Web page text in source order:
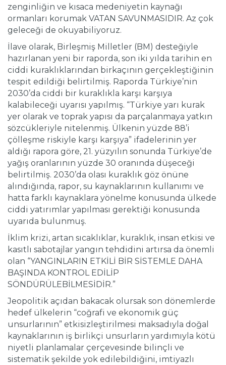
zenginliğin ve kısaca medeniyetin kaynağı
ormanları korumak VATAN SAVUNMASIDIR. Az çok
geleceği de okuyabiliyoruz.
İlave olarak, Birleşmiş Milletler (BM) desteğiyle
hazırlanan yeni bir raporda, son iki yılda tarihin en
ciddi kuraklıklarından birkaçının gerçekleştiğinin
tespit edildiği belirtilmiş. Raporda Türkiye’nin
2030’da ciddi bir kuraklıkla karşı karşıya
kalabileceği uyarısı yapılmış. “Türkiye yarı kurak
yer olarak ve toprak yapısı da parçalanmaya yatkın
sözcükleriyle nitelenmiş. Ülkenin yüzde 88’i
çölleşme riskiyle karşı karşıya” ifadelerinin yer
aldığı rapora göre, 21. yüzyılın sonunda Türkiye’de
yağış oranlarının yüzde 30 oranında düşeceği
belirtilmiş. 2030’da olası kuraklık göz önüne
alındığında, rapor, su kaynaklarının kullanımı ve
hatta farklı kaynaklara yönelme konusunda ülkede
ciddi yatırımlar yapılması gerektiği konusunda
uyarıda bulunmuş.
İklim krizi, artan sıcaklıklar, kuraklık, insan etkisi ve
kasıtlı sabotajlar yangın tehdidini artırsa da önemli
olan “YANGINLARIN ETKİLİ BİR SİSTEMLE DAHA
BAŞINDA KONTROL EDİLİP
SÖNDÜRÜLEBİLMESİDİR.”
Jeopolitik açıdan bakacak olursak son dönemlerde
hedef ülkelerin “coğrafi ve ekonomik güç
unsurlarının” etkisizleştirilmesi maksadıyla doğal
kaynaklarının iş birlikçi unsurların yardımıyla kötü
niyetli planlamalar çerçevesinde bilinçli ve
sistematik şekilde yok edilebildiğini, imtiyazlı